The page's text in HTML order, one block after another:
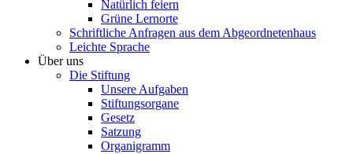
Natürlich feiern
Grüne Lernorte
Schriftliche Anfragen aus dem Abgeordnetenhaus
Leichte Sprache
Über uns
Die Stiftung
Unsere Aufgaben
Stiftungsorgane
Gesetz
Satzung
Organigramm